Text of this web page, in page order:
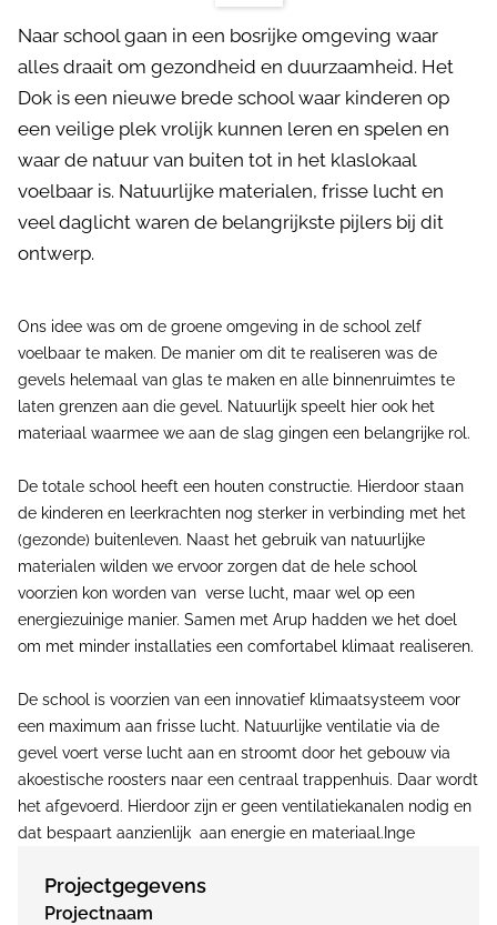
Naar school gaan in een bosrijke omgeving waar
alles draait om gezondheid en duurzaamheid. Het
Dok is een nieuwe brede school waar kinderen op
een veilige plek vrolijk kunnen leren en spelen en
waar de natuur van buiten tot in het klaslokaal
voelbaar is. Natuurlijke materialen, frisse lucht en
veel daglicht waren de belangrijkste pijlers bij dit
ontwerp.
Ons idee was om de groene omgeving in de school zelf
voelbaar te maken. De manier om dit te realiseren was de
gevels helemaal van glas te maken en alle binnenruimtes te
laten grenzen aan die gevel. Natuurlijk speelt hier ook het
materiaal waarmee we aan de slag gingen een belangrijke rol.
De totale school heeft een houten constructie. Hierdoor staan
de kinderen en leerkrachten nog sterker in verbinding met het
(gezonde) buitenleven. Naast het gebruik van natuurlijke
materialen wilden we ervoor zorgen dat de hele school
voorzien kon worden van verse lucht, maar wel op een
energiezuinige manier. Samen met Arup hadden we het doel
om met minder installaties een comfortabel klimaat realiseren.
De school is voorzien van een innovatief klimaatsysteem voor
een maximum aan frisse lucht. Natuurlijke ventilatie via de
gevel voert verse lucht aan en stroomt door het gebouw via
akoestische roosters naar een centraal trappenhuis. Daar wordt
het afgevoerd. Hierdoor zijn er geen ventilatiekanalen nodig en
dat bespaart aanzienlijk aan energie en materiaal.Inge
Projectgegevens
Projectnaam